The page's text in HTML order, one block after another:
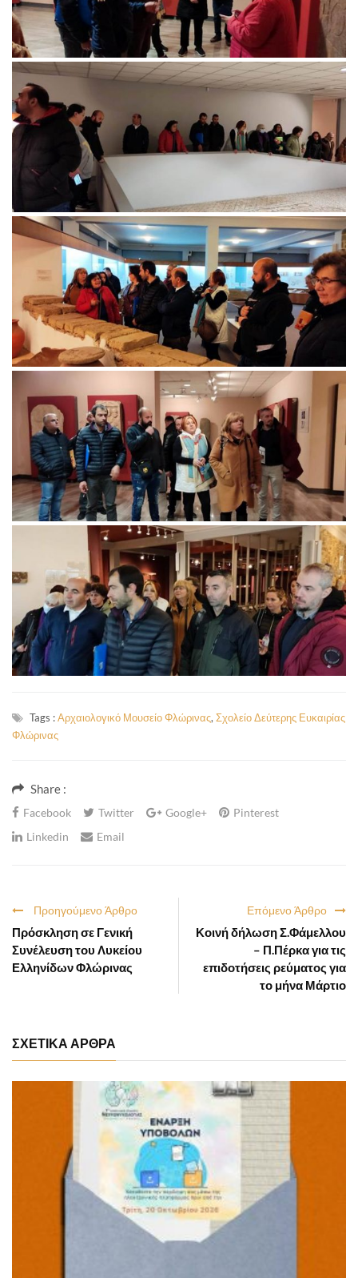
Tags :Αρχαιολογικό Μουσείο Φλώρινας,Σχολείο Δεύτερης Ευκαιρίας
Φλώρινας
Share :
Facebook Twitter Google+
Pinterest
Linkedin
Email
Επόμενο Άρθρο
Κοινή δήλωση Σ.Φάμελλου
– Π.Πέρκα για τις
επιδοτήσεις ρεύματος για
το μήνα Μάρτιο
Προηγούμενο Άρθρο
Πρόσκληση σε Γενική
Συνέλευση του Λυκείου
Ελληνίδων Φλώρινας
ΣΧΕΤΙΚΑ ΑΡΘΡΑ